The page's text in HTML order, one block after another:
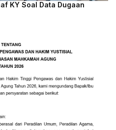
KY Soal Data Dugaan